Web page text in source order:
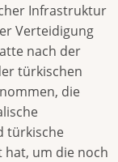
Infrastruktur
Verteidigung
nach der
türkischen
die
türkische
um die noch